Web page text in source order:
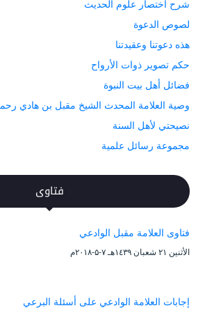
شرح اختصار علوم الحديث
لصوص الدعوة
هذه دعوتنا وعقيدتنا
حكم تصوير ذوات الأرواح
فضائل أهل بيت النبوة
وصية العلامة المحدث الشيخ مقبل بن هادي
نصيحتي لأهل السنة
مجموعة رسائل علمية
فتاوى
فتاوى العلامة مقبل الوادعي
الأثنين ۲۱ شعبان ۱٤۳۹هـ ۷-۵-۲۰۱۸م
إجابات العلامة الوادعي على أسئلة البرعي